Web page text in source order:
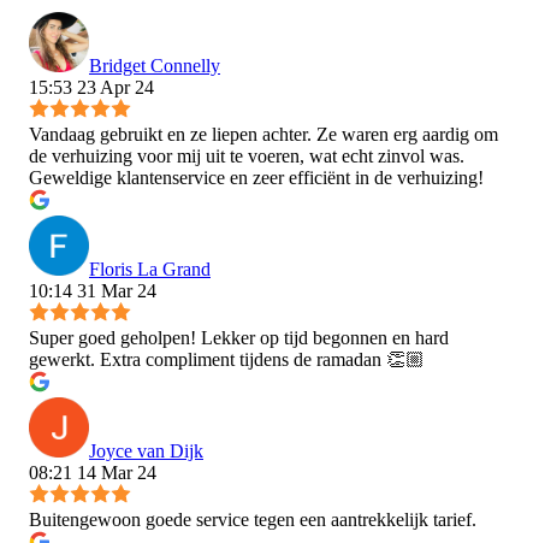
Bridget Connelly
15:53 23 Apr 24
Vandaag gebruikt en ze liepen achter. Ze waren erg aardig om
de verhuizing voor mij uit te voeren, wat echt zinvol was.
Geweldige klantenservice en zeer efficiënt in de verhuizing!
Floris La Grand
10:14 31 Mar 24
Super goed geholpen! Lekker op tijd begonnen en hard
gewerkt. Extra compliment tijdens de ramadan 👏🏼
Joyce van Dijk
08:21 14 Mar 24
Buitengewoon goede service tegen een aantrekkelijk tarief.